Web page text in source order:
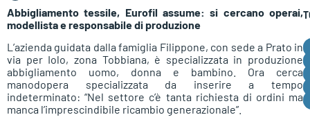
Abbigliamento tessile, Eurofil assume: si cercano operai,
modellista e responsabile di produzione
L’azienda guidata dalla famiglia Filippone, con sede a Prato in
via per Iolo, zona Tobbiana, è specializzata in produzione
abbigliamento uomo, donna e bambino. Ora cerca
manodopera specializzata da inserire a tempo
indeterminato: “Nel settore c’è tanta richiesta di ordini ma
manca l’imprescindibile ricambio generazionale”.